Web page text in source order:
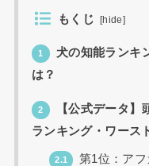
もくじ [hide]
1
犬の知能ランキ
は？
2
【公式データ】
ランキング・ワース
2.1 第1位：アフ